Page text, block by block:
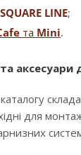
SQUARE LINE;
та Mini.
аксесуари
для